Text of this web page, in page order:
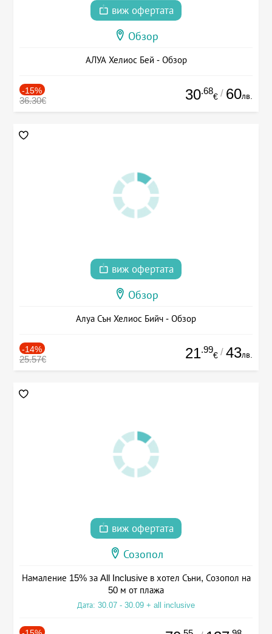
виж офертата
Обзор
АЛУА Хелиос Бей - Обзор
-15%
36.30€ 30.68
€ / 60лв.
виж офертата
Обзор
Алуа Сън Хелиос Бийч - Обзор
-14%
25.57€ 21.99
€ / 43лв.
виж офертата
Созопол
Намаление 15% за All Inclusive в хотел Съни, Созопол на
50 м от плажа
Дата: 30.07 - 30.09 + all inclusive